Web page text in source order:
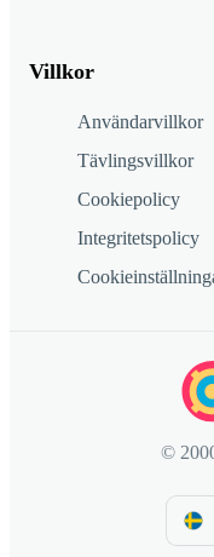
Villkor
Användarvillkor
Tävlingsvillkor
Cookiepolicy
Integritetspolicy
©